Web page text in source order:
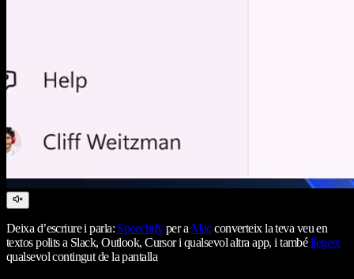
Deixa d’escriure i parla: Speechifyper a Macconverteix la teva veu en
textos polits a Slack, Outlook, Cursor i qualsevol altra app, i tambéllegeix
qualsevol contingut de la pantalla